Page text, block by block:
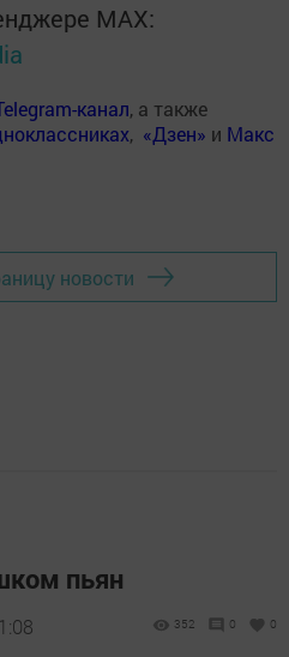
MАХ:
канал, а также
, «Дзен» и Макс
новости
пьян
352 0 0